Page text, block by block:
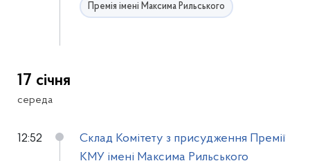
Премія імені Максима Рильського
17 січня
середа
12:52
Склад Комітету з присудження Премії
КМУ імені Максима Рильського